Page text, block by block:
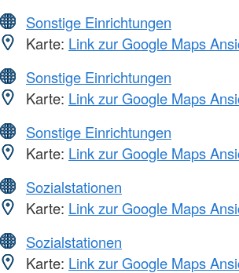
Sonstige Einrichtungen
Karte: Link zur Google Maps
Sonstige Einrichtungen
Karte: Link zur Google Maps
Sonstige Einrichtungen
Karte: Link zur Google Maps
Sozialstationen
Karte: Link zur Google Maps
Sozialstationen
Karte: Link zur Google Maps